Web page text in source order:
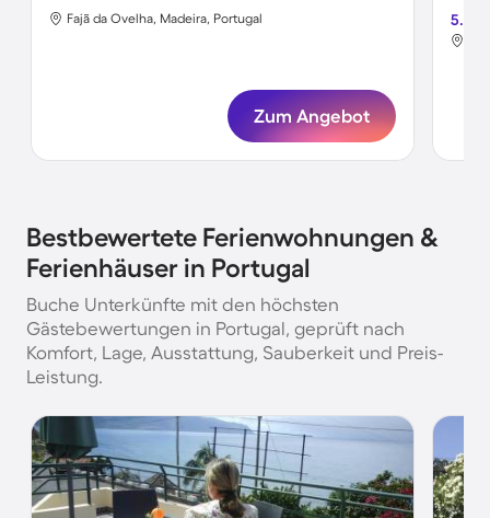
Fajã da Ovelha, Madeira, Portugal
Zum Angebot
5.0
Bestbewertete Ferienwohnungen &
Ferienhäuser in Portugal
Buche Unterkünfte mit den höchsten
Gästebewertungen in Portugal, geprüft nach
Komfort, Lage, Ausstattung, Sauberkeit und Preis-
Leistung.